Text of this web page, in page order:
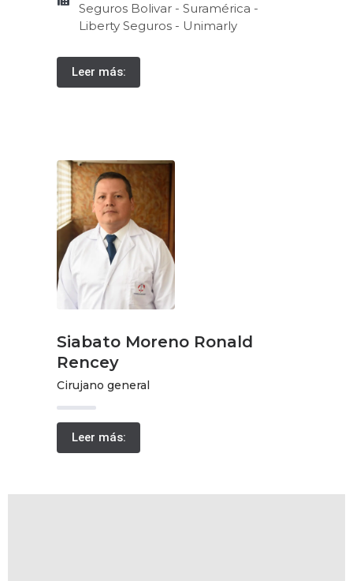
Seguros Bolivar - Suramérica -
Liberty Seguros - Unimarly
Leer más:
Siabato Moreno Ronald
Rencey
Cirujano general
Leer más: